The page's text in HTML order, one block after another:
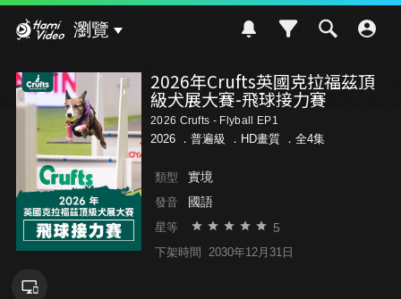
瀏覽
2026年Crufts英國克拉福茲頂
級犬展大賽-飛球接力賽
2026 Crufts - Flyball EP1
2026 ． 普遍級 ．HD畫質 ．全4集
類型 實境
發音 國語
星等 5
下架時間 2030年12月31日